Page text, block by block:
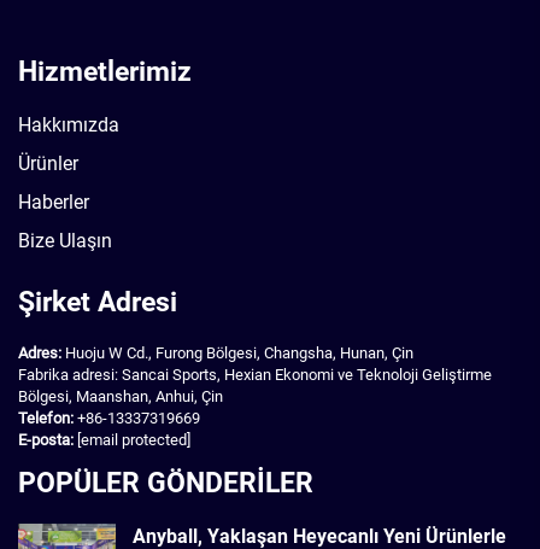
Hizmetlerimiz
Hakkımızda
Ürünler
Haberler
Bize Ulaşın
Şirket Adresi
Adres: Huoju W Cd., Furong Bölgesi, Changsha, Hunan, Çin
Fabrika adresi: Sancai Sports, Hexian Ekonomi ve Teknoloji Geliştirme
Bölgesi, Maanshan, Anhui, Çin
Telefon: +86-13337319669
E-posta: [email protected]
POPÜLER GÖNDERİLER
Anyball, Yaklaşan Heyecanlı Yeni Ürünlerle